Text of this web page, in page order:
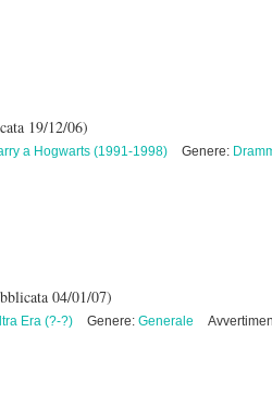
19/12/06)
a Hogwarts (1991-1998) Genere:
04/01/07)
Era (?-?) Genere: Generale